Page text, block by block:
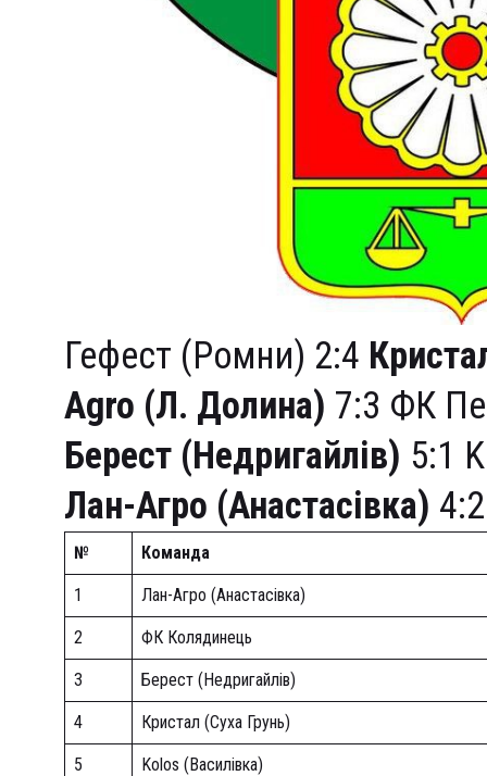
Гефест (Ромни) 2:4
Agro (Л. Долина) 7:3 ФК
Берест (Недригайлів) 5:1
Лан-Агро (Анастасівка)
№ Команда
1 Лан-Агро (Анастасівка)
2 ФК Колядинець
3 Берест (Недригайлів)
4 Кристал (Суха Грунь)
5 Kolos (Василівка)